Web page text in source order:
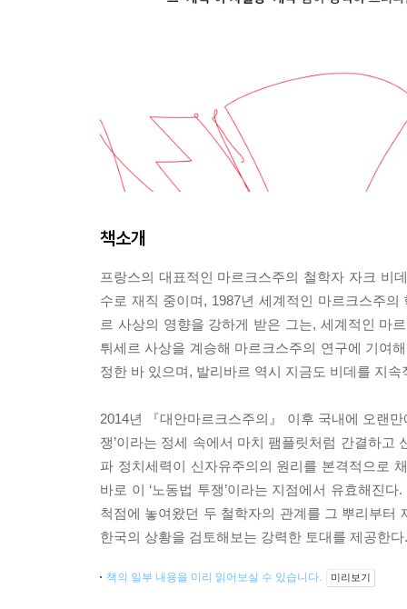
책소개
프랑스의 대표적인 마르크스주의 철학자 자크 비
수로 재직 중이며, 1987년 세계적인 마르크스주
르 사상의 영향을 강하게 받은 그는, 세계적인 마
튀세르 사상을 계승해 마르크스주의 연구에 기여
정한 바 있으며, 발리바르 역시 지금도 비데를 지
2014년 『대안마르크스주의』 이후 국내에 오랜
쟁’이라는 정세 속에서 마치 팸플릿처럼 간결하
파 정치세력이 신자유주의의 원리를 본격적으로
바로 이 ‘노동법 투쟁’이라는 지점에서 유효해진
척점에 놓여왔던 두 철학자의 관계를 그 뿌리부터
한국의 상황을 검토해보는 강력한 토대를 제공한다.
책의 일부 내용을 미리 읽어보실 수 있습니다. 미리보기